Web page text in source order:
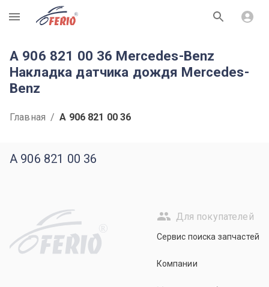
R
A 906 821 00 36 Mercedes-Benz
Накладка датчика дождя Mercedes-
Benz
Главная / A 906 821 00 36
A 906 821 00 36
R
Для покупателей
Сервис поиска запчастей
Компании